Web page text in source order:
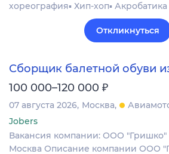
хореография▪️ Хип-хоп▪️ Акробатика
Откликнуться
Сборщик балетной обуви
100 000–120 000 ₽
07 августа 2026 Москва
Jobers
Вакансия компании: ООО
Москва Описание компании ООО